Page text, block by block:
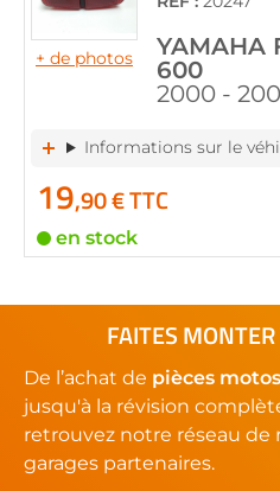
+ de photos
YAMAHA
600
2000 -
Informations sur le
19,90 € TTC
en stock
FAITES
De l’achat de pièces motos
jusqu'à la révision
retrouvez notre réseau de
garages partenaires.